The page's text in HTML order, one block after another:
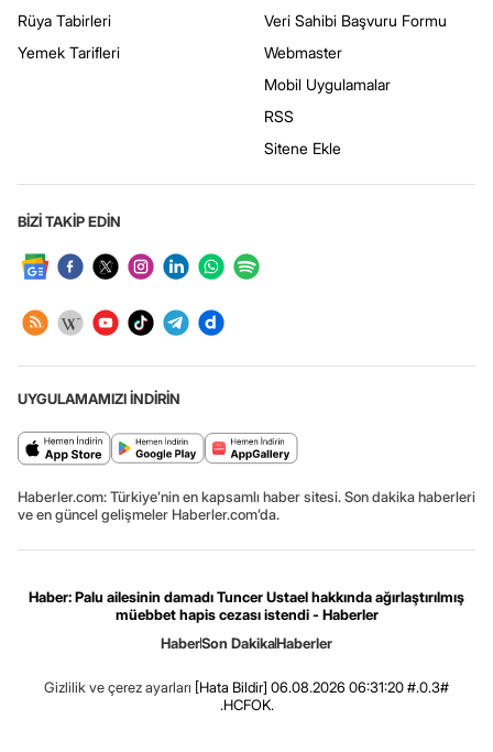
Rüya Tabirleri
Yemek Tarifleri
Veri Sahibi Başvuru Formu
Webmaster
Mobil Uygulamalar
RSS
Sitene Ekle
BİZİ TAKİP EDİN
UYGULAMAMIZI İNDİRİN
Haberler.com: Türkiye’nin en kapsamlı haber sitesi. Son dakika haberleri
ve en güncel gelişmeler Haberler.com’da.
Haber: Palu ailesinin damadı Tuncer Ustael hakkında ağırlaştırılmış
müebbet hapis cezası istendi - Haberler
HaberSon DakikaHaberler
Gizlilik ve çerez ayarları [Hata Bildir] 06.08.2026 06:31:20 #.0.3#
.HCFOK.